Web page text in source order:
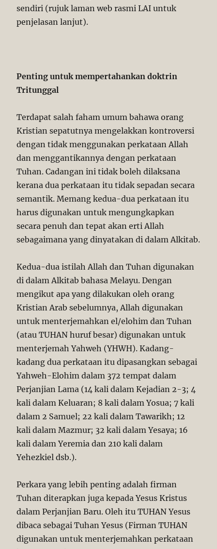
sendiri (rujuk laman web rasmi LAI untuk
penjelasan lanjut).
Penting untuk mempertahankan doktrin
Tritunggal
Terdapat salah faham umum bahawa orang
Kristian sepatutnya mengelakkan kontroversi
dengan tidak menggunakan perkataan Allah
dan menggantikannya dengan perkataan
Tuhan. Cadangan ini tidak boleh dilaksana
kerana dua perkataan itu tidak sepadan secara
semantik. Memang kedua-dua perkataan itu
harus digunakan untuk mengungkapkan
secara penuh dan tepat akan erti Allah
sebagaimana yang dinyatakan di dalam Alkitab.
Kedua-dua istilah Allah dan Tuhan digunakan
di dalam Alkitab bahasa Melayu. Dengan
mengikut apa yang dilakukan oleh orang
Kristian Arab sebelumnya, Allah digunakan
untuk menterjemahkan el/elohim dan Tuhan
(atau TUHAN huruf besar) digunakan untuk
menterjemah Yahweh (YHWH). Kadang-
kadang dua perkataan itu dipasangkan sebagai
Yahweh-Elohim dalam 372 tempat dalam
Perjanjian Lama (14 kali dalam Kejadian 2-3; 4
kali dalam Keluaran; 8 kali dalam Yosua; 7 kali
dalam 2 Samuel; 22 kali dalam Tawarikh; 12
kali dalam Mazmur; 32 kali dalam Yesaya; 16
kali dalam Yeremia dan 210 kali dalam
Yehezkiel dsb.).
Perkara yang lebih penting adalah firman
Tuhan diterapkan juga kepada Yesus Kristus
dalam Perjanjian Baru. Oleh itu TUHAN Yesus
dibaca sebagai Tuhan Yesus (Firman TUHAN
digunakan untuk menterjemahkan perkataan